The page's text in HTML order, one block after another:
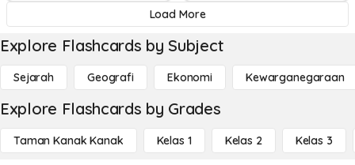
Load More
Explore Flashcards by Subject
Sejarah Geografi Ekonomi Kewarganegaraan
Explore Flashcards by Grades
Taman Kanak Kanak Kelas 1 Kelas 2 Kelas 3